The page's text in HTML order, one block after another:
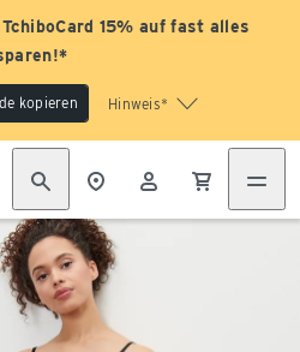
15% auf fast alles
kopieren Hinweis*